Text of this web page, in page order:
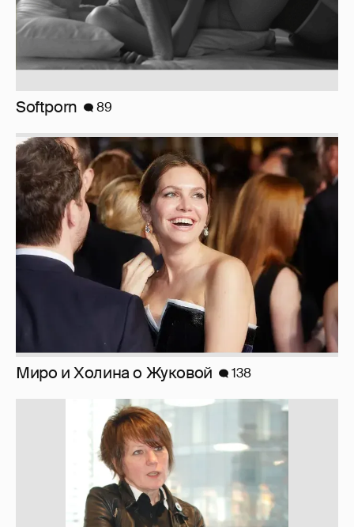
Вдова Балабанова о вдове Бодрова
10 лет спустя. Как сложилась жизнь